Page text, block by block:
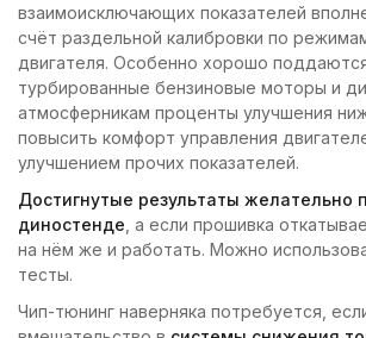
взаимоисключающих показателей
счёт раздельной калибровки по
двигателя. Особенно хорошо
турбированные бензиновые моторы и
атмосферникам проценты улучшения
повысить комфорт управления
улучшением прочих показателей.
Достигнутые результаты желательно
диностенде , а если прошивка
на нём же и работать. Можно
тесты.
Чип-тюнинг наверняка потребуется,